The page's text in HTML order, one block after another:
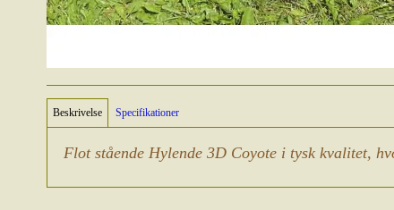
Beskrivelse Specifikationer
Flot stående Hylende 3D Coyote i tysk kvalitet,